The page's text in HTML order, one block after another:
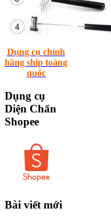
Dụng cụ chính
hãng ship toàng
quốc
Dụng cụ
Diện Chẩn
Shopee
Bài viết mới